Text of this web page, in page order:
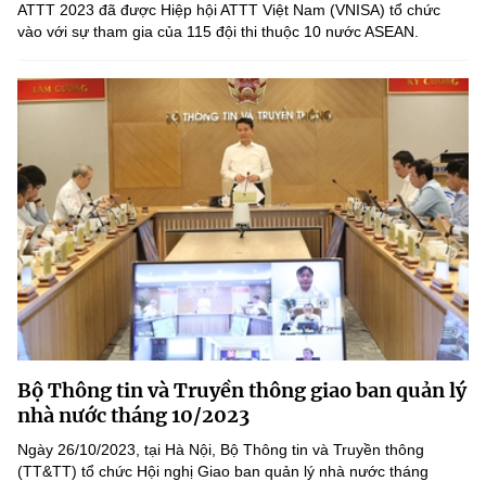
ATTT 2023 đã được Hiệp hội ATTT Việt Nam (VNISA) tổ chức
vào với sự tham gia của 115 đội thi thuộc 10 nước ASEAN.
Bộ Thông tin và Truyền thông giao ban quản lý
nhà nước tháng 10/2023
Ngày 26/10/2023, tại Hà Nội, Bộ Thông tin và Truyền thông
(TT&TT) tổ chức Hội nghị Giao ban quản lý nhà nước tháng